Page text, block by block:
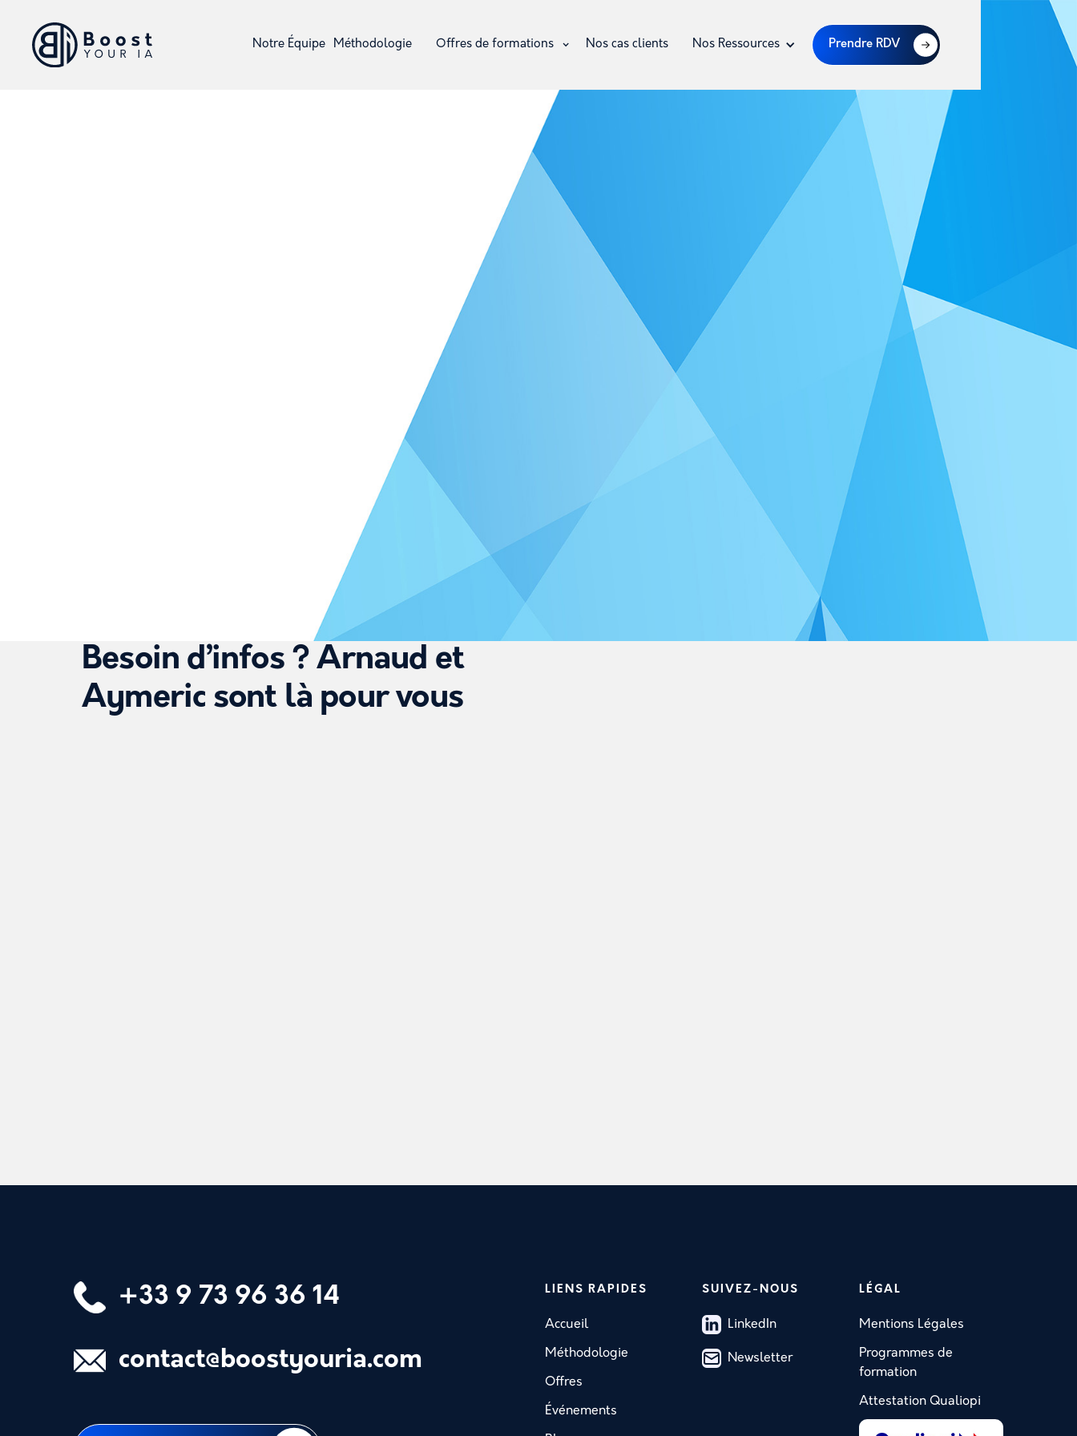
Notre Équipe Méthodologie Offres de formations Nos cas clients Nos Ressources Prendre RDV
Besoin d’infos ? Arnaud et
Aymeric sont là pour vous
+33 9 73 96 36 14
contact@boostyouria.com
LIENS RAPIDES
Accueil
Méthodologie
Offres
Événements
SUIVEZ-NOUS
LinkedIn
Newsletter
LÉGAL
Mentions Légales
Programmes de
formation
Attestation Qualiopi